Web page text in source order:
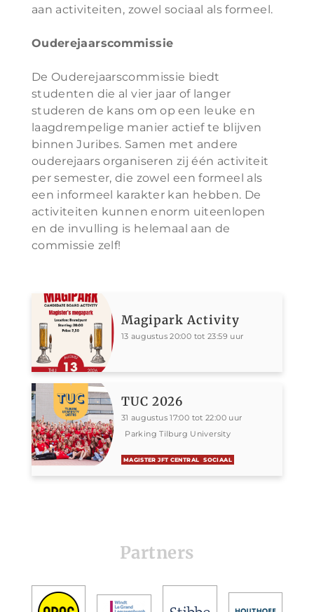
aan activiteiten, zowel sociaal als formeel.
Ouderejaarscommissie
De Ouderejaarscommissie biedt
studenten die al vier jaar of langer
studeren de kans om op een leuke en
laagdrempelige manier actief te blijven
binnen Juribes. Samen met andere
ouderejaars organiseren zij één activiteit
per semester, die zowel een formeel als
een informeel karakter kan hebben. De
activiteiten kunnen enorm uiteenlopen
en de invulling is helemaal aan de
commissie zelf!
Magipark Activity
13 augustus 20:00 tot 23:59 uur
TUC 2026
31 augustus 17:00 tot 22:00 uur
Parking Tilburg University
MAGISTER JFT CENTRAL SOCIAAL
Partners